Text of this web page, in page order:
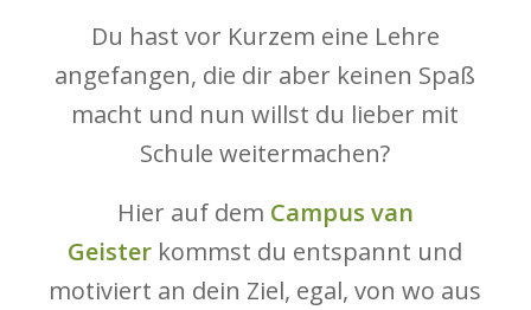
Du hast vor Kurzem eine Lehre
angefangen, die dir aber keinen Spaß
macht und nun willst du lieber mit
Schule weitermachen?
Hier auf dem Campus van
Geister kommst du entspannt und
motiviert an dein Ziel, egal, von wo aus